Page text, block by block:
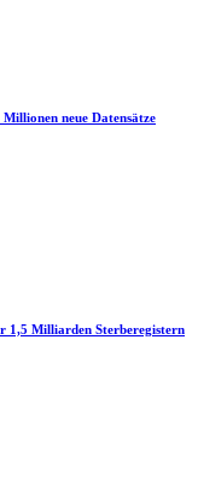
neue Datensätze
1,5 Milliarden Sterberegistern